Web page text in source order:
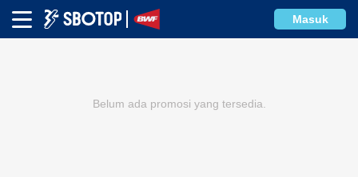
Masuk
Belum ada promosi yang tersedia.